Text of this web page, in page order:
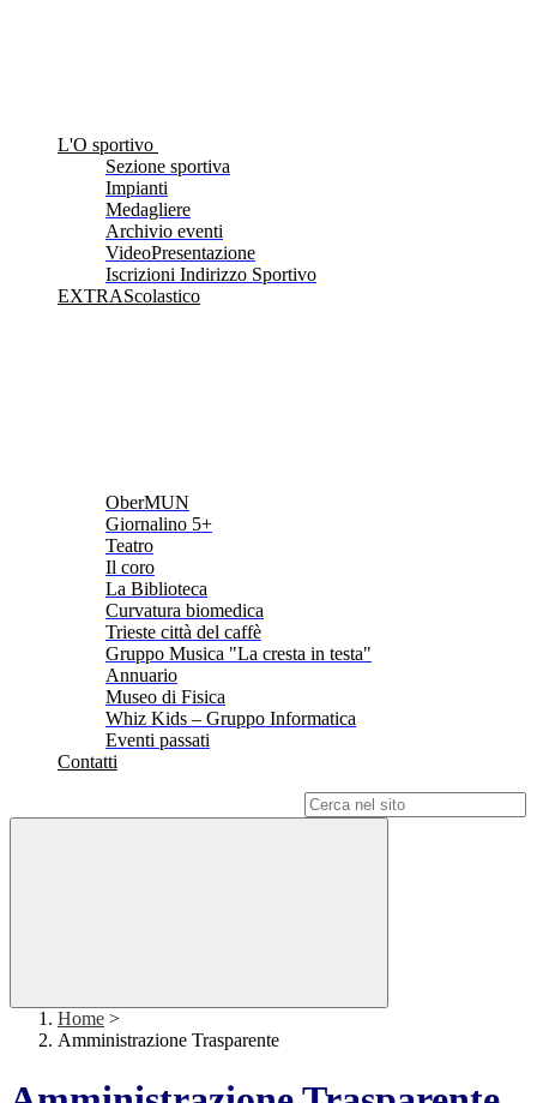
L'O sportivo
Sezione sportiva
Impianti
Medagliere
Archivio eventi
VideoPresentazione
Iscrizioni Indirizzo Sportivo
EXTRAScolastico
OberMUN
Giornalino 5+
Teatro
Il coro
La Biblioteca
Curvatura biomedica
Trieste città del caffè
Gruppo Musica "La cresta in testa"
Annuario
Museo di Fisica
Whiz Kids – Gruppo Informatica
Eventi passati
Contatti
Home >
Amministrazione Trasparente